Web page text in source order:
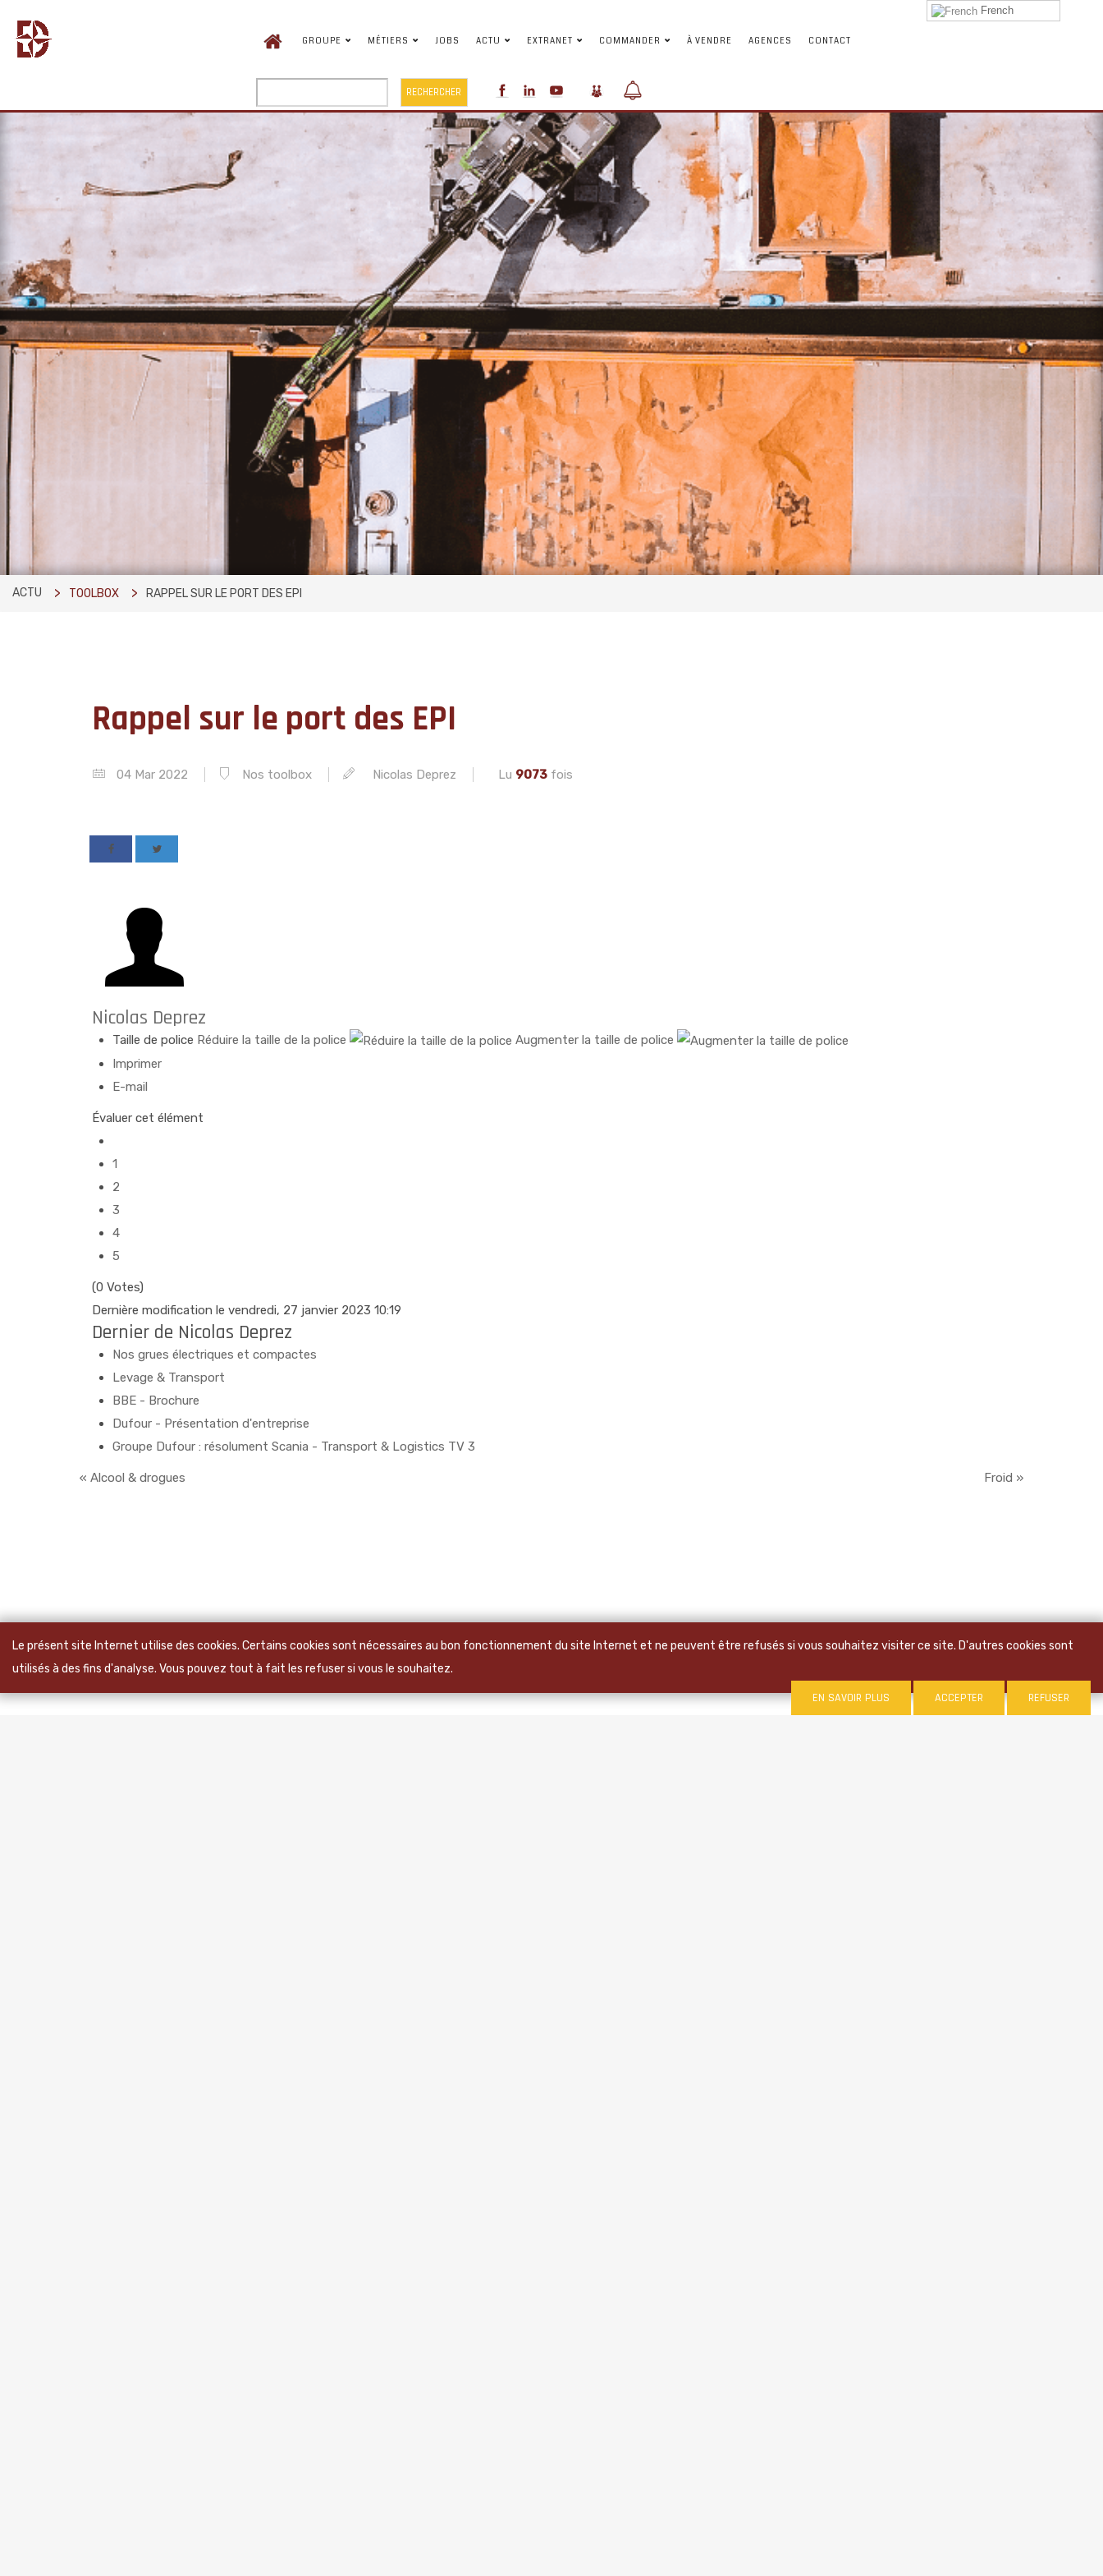
GROUPE MÉTIERS JOBS ACTU EXTRANET COMMANDER À VENDRE AGENCES CONTACT
RECHERCHER
French
ACTU TOOLBOX RAPPEL SUR LE PORT DES EPI
Rappel sur le port des EPI
04 Mar 2022 Nos toolbox Nicolas Deprez Lu 9073 fois
Nicolas Deprez
Taille de police Réduire la taille de la police
Augmenter la taille de police
Imprimer
E-mail
Évaluer cet élément
1
2
3
4
5
(0 Votes)
Dernière modification le vendredi, 27 janvier 2023 10:19
Dernier de Nicolas Deprez
Nos grues électriques et compactes
Levage & Transport
BBE - Brochure
Dufour - Présentation d'entreprise
Groupe Dufour : résolument Scania - Transport & Logistics TV 3
« Alcool & drogues Froid »
Le présent site Internet utilise des cookies. Certains cookies sont nécessaires au bon fonctionnement du site Internet et ne peuvent être refusés si vous souhaitez visiter ce site. D'autres cookies sont
utilisés à des fins d'analyse. Vous pouvez tout à fait les refuser si vous le souhaitez.
EN SAVOIR PLUS ACCEPTER REFUSER